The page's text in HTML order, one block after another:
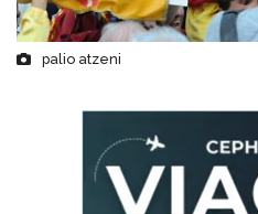
palio atzeni